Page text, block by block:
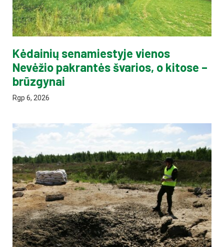
Kėdainių senamiestyje vienos
Nevėžio pakrantės švarios, o kitose –
brūzgynai
Rgp 6, 2026